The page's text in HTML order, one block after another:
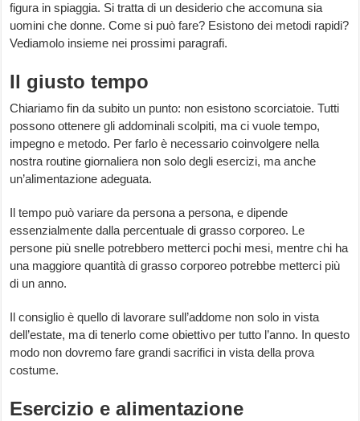
figura in spiaggia. Si tratta di un desiderio che accomuna sia
uomini che donne. Come si può fare? Esistono dei metodi rapidi?
Vediamolo insieme nei prossimi paragrafi.
Il giusto tempo
Chiariamo fin da subito un punto: non esistono scorciatoie. Tutti
possono ottenere gli addominali scolpiti, ma ci vuole tempo,
impegno e metodo. Per farlo è necessario coinvolgere nella
nostra routine giornaliera non solo degli esercizi, ma anche
un’alimentazione adeguata.
Il tempo può variare da persona a persona, e dipende
essenzialmente dalla percentuale di grasso corporeo. Le
persone più snelle potrebbero metterci pochi mesi, mentre chi ha
una maggiore quantità di grasso corporeo potrebbe metterci più
di un anno.
Il consiglio è quello di lavorare sull’addome non solo in vista
dell’estate, ma di tenerlo come obiettivo per tutto l’anno. In questo
modo non dovremo fare grandi sacrifici in vista della prova
costume.
Esercizio e alimentazione